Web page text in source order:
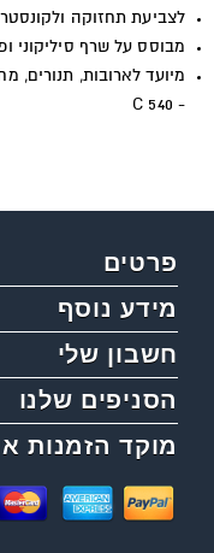
לצביעת תחזוקה
מבוסס על שרף סיליקוני
מיועד לארובות,
- C 540
פרטים
מידע נוסף
חשבון שלי
הסניפים שלנו
מוקד הזמנות